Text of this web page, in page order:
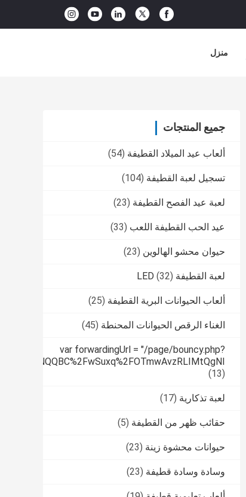
منزل
جميع المنتجات
ألعاب عيد الميلاد القطيفة (54)
تسجيل لعبة القطيفة (104)
لعبة عيد الفصح القطيفة (23)
عيد الحب القطيفة اللعب (33)
حيوان محشو الهالوين (23)
لعبة القطيفة LED (32)
ألعاب الحيوانات البرية القطيفة (25)
الغناء الرقص الحيوانات المحنطة (45)
var forwardingUrl = "/page/bouncy.php?
(13)
لعبة تذكارية (17)
حقائب ظهر من القطيفة (5)
حيوانات محشوة زينة (23)
وسادة وسادة قطيفة (23)